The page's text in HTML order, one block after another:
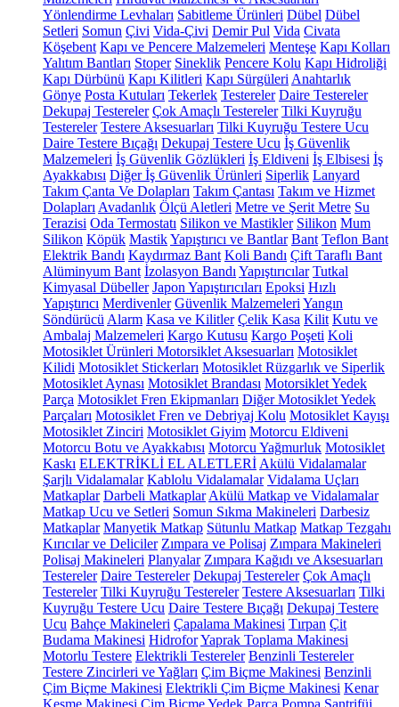
Yönlendirme Levhaları Sabitleme Ürünleri Dübel Dübel
Setleri Somun Çivi Vida-Çivi Demir Pul Vida Civata
Köşebent Kapı ve Pencere Malzemeleri Menteşe Kapı Kolları
Yalıtım Bantları Stoper Sineklik Pencere Kolu Kapı Hidroliği
Kapı Dürbünü Kapı Kilitleri Kapı Sürgüleri Anahtarlık
Gönye Posta Kutuları Tekerlek Testereler Daire Testereler
Dekupaj Testereler Çok Amaçlı Testereler Tilki Kuyruğu
Testereler Testere Aksesuarları Tilki Kuyruğu Testere Ucu
Daire Testere Bıçağı Dekupaj Testere Ucu İş Güvenlik
Malzemeleri İş Güvenlik Gözlükleri İş Eldiveni İş Elbisesi İş
Ayakkabısı Diğer İş Güvenlik Ürünleri Siperlik Lanyard
Takım Çanta Ve Dolapları Takım Çantası Takım ve Hizmet
Dolapları Avadanlık Ölçü Aletleri Metre ve Şerit Metre Su
Terazisi Oda Termostatı Silikon ve Mastikler Silikon Mum
Silikon Köpük MastikYapıştırıcı ve Bantlar Bant Teflon Bant
Elektrik Bandı Kaydırmaz Bant Koli Bandı Çift Taraflı Bant
Alüminyum Bant İzolasyon Bandı Yapıştırıcılar Tutkal
Kimyasal Dübeller Japon Yapıştırıcıları Epoksi Hızlı
Yapıştırıcı Merdivenler Güvenlik Malzemeleri Yangın
Söndürücü Alarm Kasa ve Kilitler Çelik Kasa Kilit Kutu ve
Ambalaj Malzemeleri Kargo Kutusu Kargo Poşeti Koli
Motosiklet Ürünleri Motorsiklet Aksesuarları Motosiklet
Kilidi Motosiklet Stickerları Motosiklet Rüzgarlık ve Siperlik
Motosiklet Aynası Motosiklet Brandası Motorsiklet Yedek
Parça Motosiklet Fren Ekipmanları Diğer Motosiklet Yedek
Parçaları Motosiklet Fren ve Debriyaj Kolu Motosiklet Kayışı
Motosiklet Zinciri Motosiklet Giyim Motorcu Eldiveni
Motorcu Botu ve Ayakkabısı Motorcu Yağmurluk Motosiklet
Kaskı ELEKTRİKLİ EL ALETLERİ Akülü Vidalamalar
Şarjlı Vidalamalar Kablolu Vidalamalar Vidalama Uçları
Matkaplar Darbeli Matkaplar Akülü Matkap ve Vidalamalar
Matkap Ucu ve Setleri Somun Sıkma Makineleri Darbesiz
Matkaplar Manyetik Matkap Sütunlu Matkap Matkap Tezgahı
Kırıcılar ve Deliciler Zımpara ve Polisaj Zımpara Makineleri
Polisaj Makineleri Planyalar Zımpara Kağıdı ve Aksesuarları
Testereler Daire Testereler Dekupaj Testereler Çok Amaçlı
Testereler Tilki Kuyruğu Testereler Testere Aksesuarları Tilki
Kuyruğu Testere Ucu Daire Testere Bıçağı Dekupaj Testere
Ucu Bahçe Makineleri Çapalama Makinesi Tırpan Çit
Budama Makinesi HidroforYaprak Toplama Makinesi
Motorlu Testere Elektrikli Testereler Benzinli Testereler
Testere Zincirleri ve Yağları Çim Biçme Makinesi Benzinli
Çim Biçme Makinesi Elektrikli Çim Biçme Makinesi Kenar
Kesme Makinesi Çim Biçme Yedek Parça Pompa Santrifüj